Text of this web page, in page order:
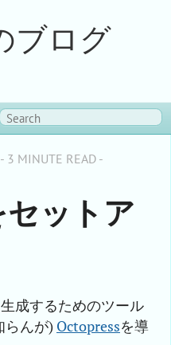
ブログ
MINUTE READ -
ットア
成するためのツール
らんが) Octopressを導